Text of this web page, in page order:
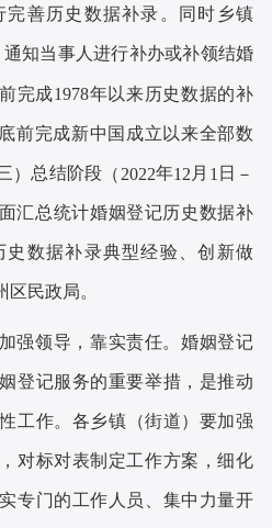
完善历史数据补录。同时乡镇
知当事人进行补办或补领结婚
完成1978年以来历史数据的补
前完成新中国成立以来全部数
）总结阶段 （2022年12 月 1 日 －
汇总统计婚姻登记历史数据补
数据补录典型经验、创新做
民政局。
加强领导，靠实责任。婚姻登记
登记服务的重要举措，是推动
工作。各乡镇 （街道） 要加强
对标对表制定工作方案，细化
专门的工作人员、集中力量开